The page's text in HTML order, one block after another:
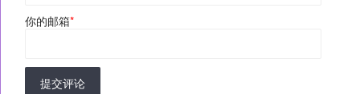
你的邮箱*
提交评论